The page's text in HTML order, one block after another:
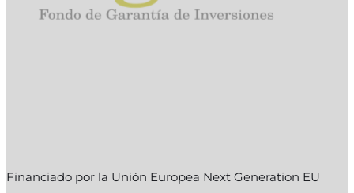
Financiado por la Unión Europea Next Generation EU